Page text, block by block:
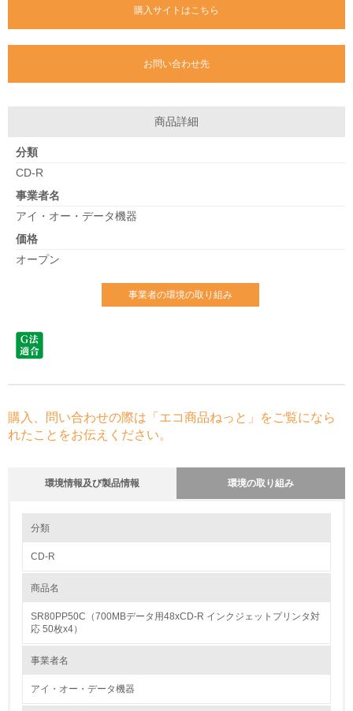
購入サイトはこちら
お問い合わせ先
商品詳細
分類
CD-R
事業者名
アイ・オー・データ機器
価格
オープン
事業者の環境の取り組み
購入、問い合わせの際は「エコ商品ねっと」をご覧になら
れたことをお伝えください。
環境情報及び製品情報 環境の取り組み
1.環境取り組み体制
環境方針を持っている
分類
CD-R
商品名
SR80PP50C（700MBデータ用48xCD-R インクジェットプリンタ対
応 50枚x4）
事業者名
アイ・オー・データ機器